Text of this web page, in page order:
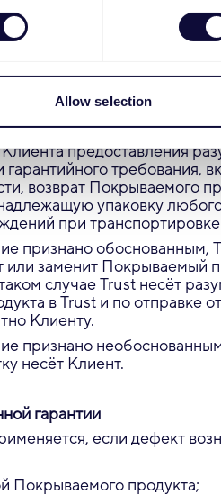
Allow selection
ЕС, Норвегии, Сербия,
исключаются из действия
и процедура
Расширенной гарантии
Trust по адресу https://
предоставления
требования,
возврат Покрываемого
упаковку
при
признано обоснованным,
заменит Покрываемый
случае Trust несёт
в Trust и по отправке
Клиенту.
признано
несёт Клиент.
гарантии
если дефект
Покрываемого продукта;